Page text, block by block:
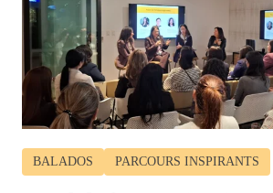
BALADOS PARCOURS INSPIRANTS